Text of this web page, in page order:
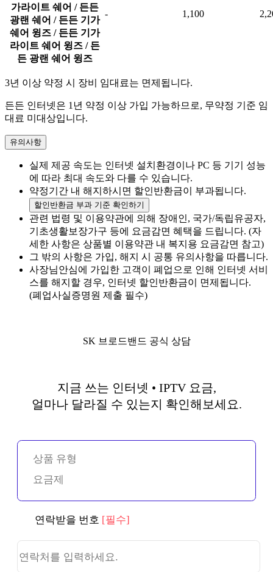
가라이트 쉐어 / 든든
광랜 쉐어 / 든든 기가
쉐어 윙즈 / 든든 기가
라이트 쉐어 윙즈 / 든
든 광랜 쉐어 윙즈
- 1,100
3년 이상 약정 시 장비 임대료는 면제됩니다.
든든 인터넷은 1년 약정 이상 가입 가능하므로, 무약정 기준 임
대료 미대상입니다.
유의사항
실제 제공 속도는 인터넷 설치환경이나 PC 등 기기 성능
에 따라 최대 속도와 다를 수 있습니다.
약정기간 내 해지하시면 할인반환금이 부과됩니다.
할인반환금 부과 기준 확인하기
관련 법령 및 이용약관에 의해 장애인, 국가/독립유공자,
기초생활보장가구 등에 요금감면 혜택을 드립니다. (자
세한 사항은 상품별 이용약관 내 복지용 요금감면 참고)
그 밖의 사항은 가입, 해지 시 공통 유의사항을 따릅니다.
사장님안심에 가입한 고객이 폐업으로 인해 인터넷 서비
스를 해지할 경우, 인터넷 할인반환금이 면제됩니다.
(폐업사실증명원 제출 필수)
SK 브로드밴드 공식 상담
지금 쓰는 인터넷 • IPTV 요금,
얼마나 달라질 수 있는지 확인해보세요.
상품 유형
요금제
연락받을 번호 [필수]